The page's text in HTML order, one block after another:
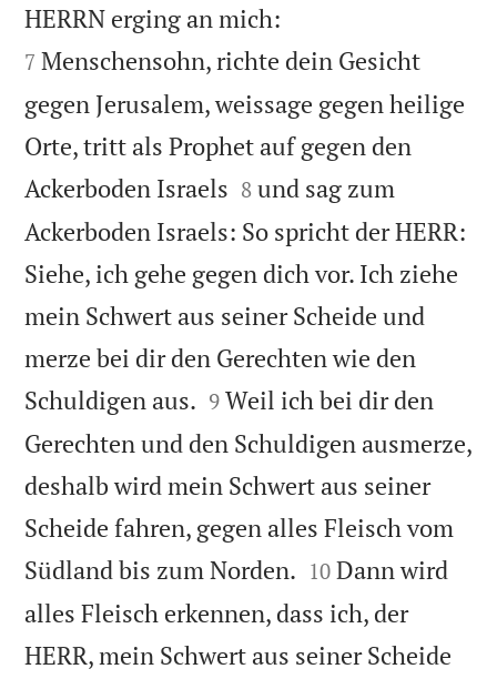
HERRN erging an mich:
7 Menschensohn, richte dein Gesicht
gegen Jerusalem, weissage gegen heilige
Orte, tritt als Prophet auf gegen den
Ackerboden Israels 

8 und sag zum
Ackerboden Israels: So spricht der HERR:
Siehe, ich gehe gegen dich vor. Ich ziehe
mein Schwert aus seiner Scheide und
merze bei dir den Gerechten wie den
Schuldigen aus. 

9 Weil ich bei dir den
Gerechten und den Schuldigen ausmerze,
deshalb wird mein Schwert aus seiner
Scheide fahren, gegen alles Fleisch vom
Südland bis zum Norden. 

10 Dann wird
alles Fleisch erkennen, dass ich, der
HERR, mein Schwert aus seiner Scheide